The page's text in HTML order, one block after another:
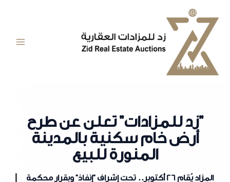
المحتوى
"زد للمزادات" تعلن عن طرح
أرض خام سكنية بالمدينة
المنورة للبيع
المزاد يُقام 26 أكتوبر.. تحت إشراف "إنفاذ" وبقرار محكمة